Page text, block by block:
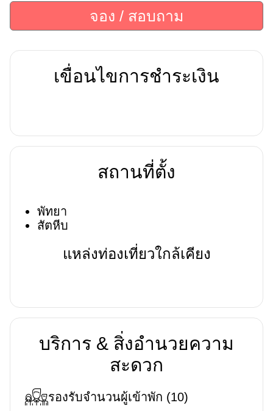
จอง / สอบถาม
เขื่อนไขการชำระเงิน
สถานที่ตั้ง
พัทยา
สัตหีบ
แหล่งท่องเที่ยวใกล้เคียง
บริการ & สิ่งอำนวยความ
สะดวก
รองรับจำนวนผู้เข้าพัก (10)